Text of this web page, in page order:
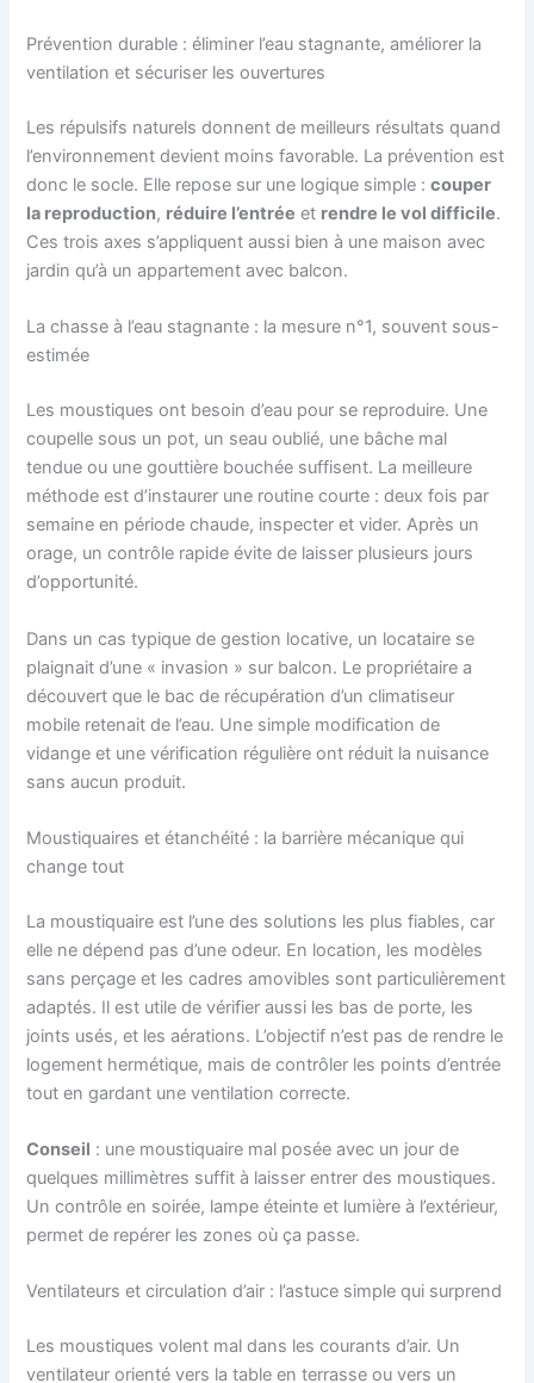
Prévention durable : éliminer l’eau stagnante, améliorer la
ventilation et sécuriser les ouvertures
Les répulsifs naturels donnent de meilleurs résultats quand
l’environnement devient moins favorable. La prévention est
donc le socle. Elle repose sur une logique simple :couper
la reproduction, réduire l’entrée et rendre le vol difficile.
Ces trois axes s’appliquent aussi bien à une maison avec
jardin qu’à un appartement avec balcon.
La chasse à l’eau stagnante : la mesure n°1, souvent sous-
estimée
Les moustiques ont besoin d’eau pour se reproduire. Une
coupelle sous un pot, un seau oublié, une bâche mal
tendue ou une gouttière bouchée suffisent. La meilleure
méthode est d’instaurer une routine courte : deux fois par
semaine en période chaude, inspecter et vider. Après un
orage, un contrôle rapide évite de laisser plusieurs jours
d’opportunité.
Dans un cas typique de gestion locative, un locataire se
plaignait d’une « invasion » sur balcon. Le propriétaire a
découvert que le bac de récupération d’un climatiseur
mobile retenait de l’eau. Une simple modification de
vidange et une vérification régulière ont réduit la nuisance
sans aucun produit.
Moustiquaires et étanchéité : la barrière mécanique qui
change tout
La moustiquaire est l’une des solutions les plus fiables, car
elle ne dépend pas d’une odeur. En location, les modèles
sans perçage et les cadres amovibles sont particulièrement
adaptés. Il est utile de vérifier aussi les bas de porte, les
joints usés, et les aérations. L’objectif n’est pas de rendre le
logement hermétique, mais de contrôler les points d’entrée
tout en gardant une ventilation correcte.
Conseil : une moustiquaire mal posée avec un jour de
quelques millimètres suffit à laisser entrer des moustiques.
Un contrôle en soirée, lampe éteinte et lumière à l’extérieur,
permet de repérer les zones où ça passe.
Ventilateurs et circulation d’air : l’astuce simple qui surprend
Les moustiques volent mal dans les courants d’air. Un
ventilateur orienté vers la table en terrasse ou vers un